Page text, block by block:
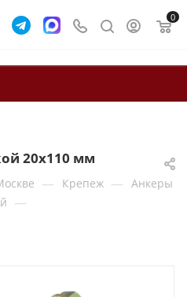
0
20x110 мм
— Крепеж — Анкеры
—